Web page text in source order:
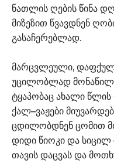
ნათლის ღების წინა
მიზეზით წვავდნენ
გასაჩერებლად.
მარცვლეული,
უცილობლად
ტყაპობაც ახალი
ქალ–ვაჟები
ცდილობდნენ ცომით
დიდი წიოკი და სიცილ
თავის დაცვას და